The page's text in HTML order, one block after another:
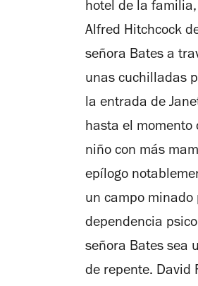
hotel de la
Alfred Hitchcock
señora Bates a
unas cuchilladas
la entrada de
hasta el momento
niño con más
epílogo
un campo minado
dependencia
señora Bates sea
de repente. David